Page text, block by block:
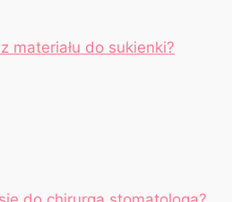
materiału do sukienki?